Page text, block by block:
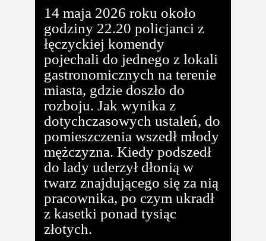
14 maja 2026 roku około
godziny 22.20 policjanci z
łęczyckiej komendy
pojechali do jednego z lokali
gastronomicznych na terenie
miasta, gdzie doszło do
rozboju. Jak wynika z
dotychczasowych ustaleń, do
pomieszczenia wszedł młody
mężczyzna. Kiedy podszedł
do lady uderzył dłonią w
twarz znajdującego się za nią
pracownika, po czym ukradł
z kasetki ponad tysiąc
złotych.